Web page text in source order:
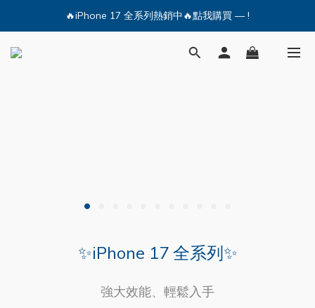
🔥iPhone 17 全系列熱銷中🔥點我購買 — !
💕加入Q哥 Line 新好友領優惠券！🎫
🔥iPhone 17 全系列熱銷中🔥點我購買 — !
✨iPhone 17 全系列✨
強大效能、輕鬆入手